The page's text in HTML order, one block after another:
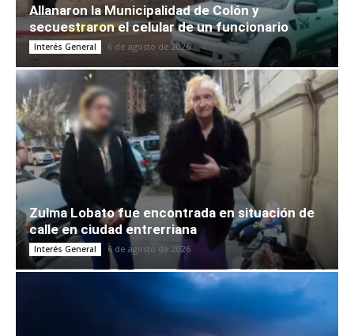
Allanaron la Municipalidad de Colón y
secuestraron el celular de un funcionario
Interés General 6 de agosto de 2026
Zulma Lobato fue encontrada en situación de
calle en ciudad entrerriana
Interés General 6 de agosto de 2026